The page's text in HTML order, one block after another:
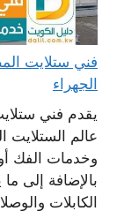
الجهراء
يقدم فني
عالم الستلايت
وخدمات الفك
بالإضافة إلى
الكابلات